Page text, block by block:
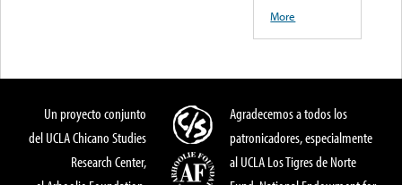
More
Un proyecto conjunto
del UCLA Chicano Studies
Research Center,
Agradecemos a todos los
patronicadores, especialmente
al UCLA Los Tigres de Norte